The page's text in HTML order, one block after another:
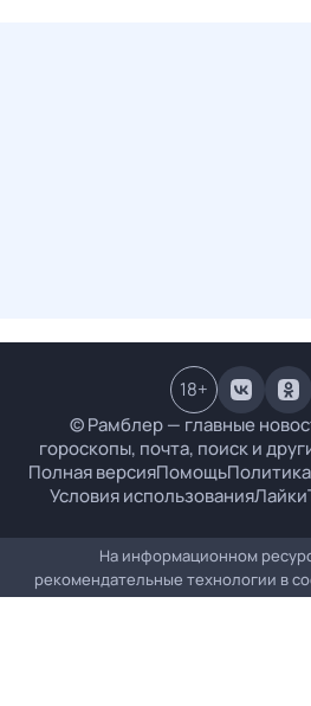
© Рамблер — главные
гороскопы, почта, поиск и
Полная версияПомощь
Условия использованияЛайки
18+
На информационном
рекомендательные технологии в